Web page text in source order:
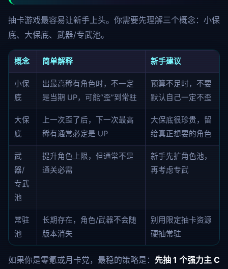
抽卡游戏最容易让新手上头。你需要先理解三个概念：小保
底、大保底、武器/专武池。
概念 简单解释 新手建议
小保
底
出最高稀有角色时，不一定
是当期 UP，可能“歪”到常驻
预算不足时，不要
默认自己一定不歪
大保
底
上一次歪了后，下一次最高
稀有通常必定是 UP
大保底很珍贵，留
给真正想要的角色
武
器/
专武
池
提升角色上限，但通常不是
通关必需
新手先扩角色池，
再考虑专武
常驻
池
长期存在，角色/武器不会随
版本消失
别用限定抽卡资源
硬抽常驻
如果你是零氪或月卡党，最稳的策略是： 先抽 1 个强力主 C